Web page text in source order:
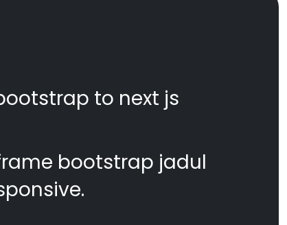
to next js
bootstrap jadul